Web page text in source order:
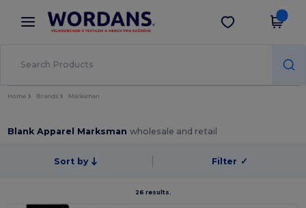
× Aplikace Wordans
Lepší ceny v aplikaci!
Stáhnout app
Home Brands Marksman
Blank Apparel Marksmanwholesale and retail
Sort by Filter ✓
26 results.